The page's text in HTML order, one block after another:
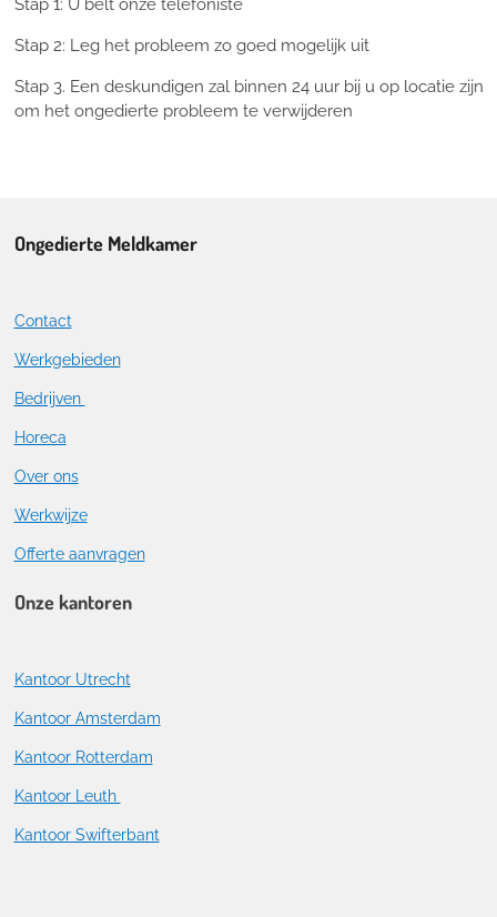
Stap 1: U belt onze telefoniste
Stap 2: Leg het probleem zo goed mogelijk uit
Stap 3. Een deskundigen zal binnen 24 uur bij u op locatie zijn
om het ongedierte probleem te verwijderen
Ongedierte Meldkamer
Contact
Werkgebieden
Bedrijven
Horeca
Over ons
Werkwijze
Offerte aanvragen
Onze kantoren
Kantoor Utrecht
Kantoor Amsterdam
Kantoor Rotterdam
Kantoor Leuth
Kantoor Swifterbant